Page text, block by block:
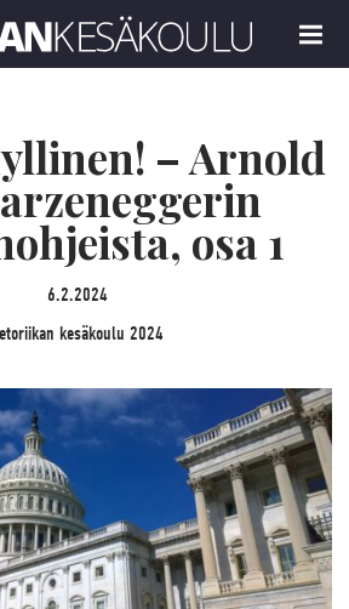
MENU
– Arnold
osa 1
6.2.2024
kesäkoulu 2024